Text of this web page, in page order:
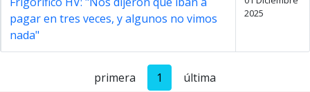
pagar en tres veces, y algunos no vimos
nada"
2025
primera 1 última